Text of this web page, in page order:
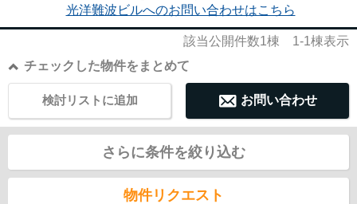
光洋難波ビルへのお問い合わせはこちら
該当公開件数1棟 1-1棟表示
チェックした物件をまとめて
お問い合わせ
検討リストに追加
さらに条件を絞り込む
物件リクエスト